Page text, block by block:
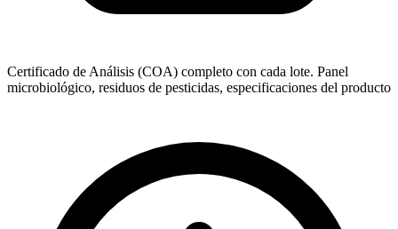
Certificado de Análisis (COA) completo con cada lote. Panel
microbiológico, residuos de pesticidas, especificaciones del producto